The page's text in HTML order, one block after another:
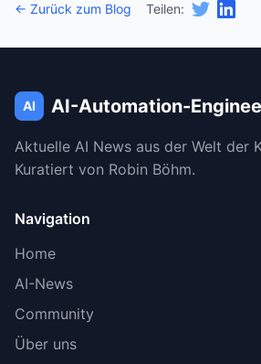
← Zurück zum Blog Teilen:
AI AI-Automation-
Aktuelle AI News aus der Welt der
Kuratiert von Robin Böhm.
Navigation
Home
AI-News
Community
Über uns